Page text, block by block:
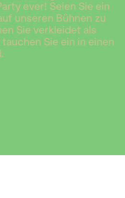
ever! Seien Sie ein
unseren Bühnen zu
Sie verkleidet als
Sie ein in einen